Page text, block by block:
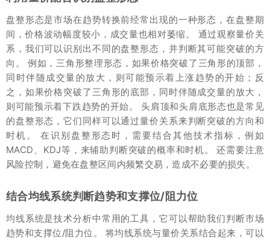
盘整形态是市场在趋势转换前经常出现的一种形态，在盘整期
间，价格波动幅度较小，成交量也相对萎缩。 通过观察量价关
系，我们可以识别出不同的盘整形态，并判断其可能突破的方
向。 例如，三角形整理形态，如果价格突破了三角形的顶部，
同时伴随成交量的放大，则可能预示着上涨趋势的开始；反
之，如果价格突破了三角形的底部，同时伴随成交量的放大，
则可能预示着下跌趋势的开始。 头肩顶和头肩底形态也是常见
的盘整形态，它们同样可以通过量价关系来判断突破的方向和
时机。 在识别盘整形态时，需要结合其他技术指标，例如
MACD、KDJ等，来辅助判断突破的概率和时机。 还需要注意
风险控制，避免在盘整区间内频繁交易，造成不必要的损失。
结合均线系统判断趋势和支撑位/阻力位
均线系统是技术分析中常用的工具，它可以帮助我们判断市场
趋势和支撑位/阻力位。 将均线系统与量价关系结合起来，可以